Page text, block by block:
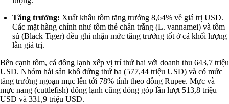
Tăng trưởng: Xuất khẩu tôm tăng trưởng 8,64% về giá trị USD.
Các mặt hàng chính như tôm thẻ chân trắng (L. vannamei) và tôm
sú (Black Tiger) đều ghi nhận mức tăng trưởng tốt ở cả khối lượng
lẫn giá trị.
Bên cạnh tôm, cá đông lạnh xếp vị trí thứ hai với doanh thu 643,7 triệu
USD. Nhóm hải sản khô đứng thứ ba (577,44 triệu USD) và có mức
tăng trưởng ngoạn mục lên tới 78% tính theo đồng Rupee. Mực và
mực nang (cuttlefish) đông lạnh cũng đóng góp lần lượt 513,8 triệu
USD và 331,9 triệu USD.